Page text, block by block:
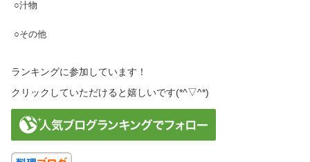
○汁物
○その他
ランキングに参加しています！
クリックしていただけると嬉しいです(*^▽^*)